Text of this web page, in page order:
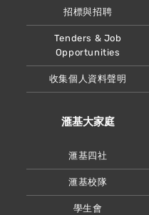
招標與招聘
Tenders & Job
Opportunities
收集個人資料聲明
滙基大家庭
滙基四社
滙基校隊
學生會